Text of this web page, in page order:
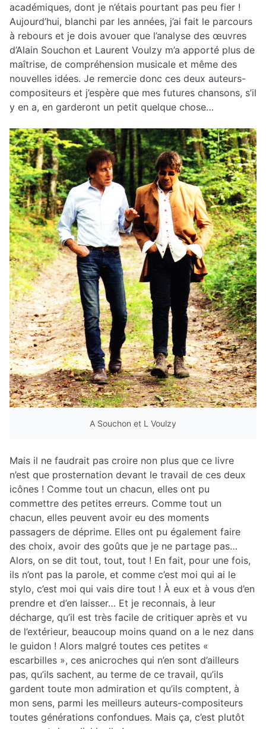
académiques, dont je n’étais pourtant pas peu fier !
Aujourd’hui, blanchi par les années, j’ai fait le parcours
à rebours et je dois avouer que l’analyse des œuvres
d’Alain Souchon et Laurent Voulzy m’a apporté plus de
maîtrise, de compréhension musicale et même des
nouvelles idées. Je remercie donc ces deux auteurs-
compositeurs et j’espère que mes futures chansons, s’il
y en a, en garderont un petit quelque chose…
A Souchon et L Voulzy
Mais il ne faudrait pas croire non plus que ce livre
n’est que prosternation devant le travail de ces deux
icônes ! Comme tout un chacun, elles ont pu
commettre des petites erreurs. Comme tout un
chacun, elles peuvent avoir eu des moments
passagers de déprime. Elles ont pu également faire
des choix, avoir des goûts que je ne partage pas…
Alors, on se dit tout, tout, tout ! En fait, pour une fois,
ils n’ont pas la parole, et comme c’est moi qui ai le
stylo, c’est moi qui vais dire tout ! À eux et à vous d’en
prendre et d’en laisser… Et je reconnais, à leur
décharge, qu’il est très facile de critiquer après et vu
de l’extérieur, beaucoup moins quand on a le nez dans
le guidon ! Alors malgré toutes ces petites «
escarbilles », ces anicroches qui n’en sont d’ailleurs
pas, qu’ils sachent, au terme de ce travail, qu’ils
gardent toute mon admiration et qu’ils comptent, à
mon sens, parmi les meilleurs auteurs-compositeurs
toutes générations confondues. Mais ça, c’est plutôt